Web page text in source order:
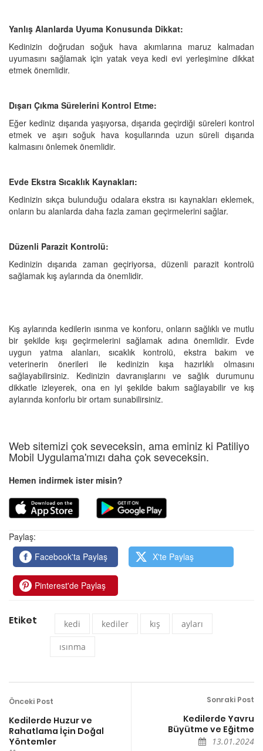
Yanlış Alanlarda Uyuma Konusunda Dikkat:
Kedinizin doğrudan soğuk hava akımlarına maruz kalmadan
uyumasını sağlamak için yatak veya kedi evi yerleşimine dikkat
etmek önemlidir.
Dışarı Çıkma Sürelerini Kontrol Etme:
Eğer kediniz dışarıda yaşıyorsa, dışarıda geçirdiği süreleri kontrol
etmek ve aşırı soğuk hava koşullarında uzun süreli dışarıda
kalmasını önlemek önemlidir.
Evde Ekstra Sıcaklık Kaynakları:
Kedinizin sıkça bulunduğu odalara ekstra ısı kaynakları eklemek,
onların bu alanlarda daha fazla zaman geçirmelerini sağlar.
Düzenli Parazit Kontrolü:
Kedinizin dışarıda zaman geçiriyorsa, düzenli parazit kontrolü
sağlamak kış aylarında da önemlidir.
Kış aylarında kedilerin ısınma ve konforu, onların sağlıklı ve mutlu
bir şekilde kışı geçirmelerini sağlamak adına önemlidir. Evde
uygun yatma alanları, sıcaklık kontrolü, ekstra bakım ve
veterinerin önerileri ile kedinizin kışa hazırlıklı olmasını
sağlayabilirsiniz. Kedinizin davranışlarını ve sağlık durumunu
dikkatle izleyerek, ona en iyi şekilde bakım sağlayabilir ve kış
aylarında konforlu bir ortam sunabilirsiniz.
Web sitemizi çok seveceksin, ama eminiz ki Patiliyo
Mobil Uygulama'mızı daha çok seveceksin.
Hemen indirmek ister misin?
Paylaş:
Facebook'ta Paylaş
X'te Paylaş
Pinterest'de Paylaş
Etiket kedi kediler kış ayları
ısınma
Önceki Post
Kedilerde Huzur ve
Rahatlama İçin Doğal
Yöntemler
Sonraki Post
Kedilerde Yavru
Büyütme ve Eğitme
13.01.2024